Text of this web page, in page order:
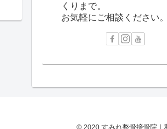
くりまで。
お気軽にご相談ください。
© 2020 すみれ整骨接骨院｜